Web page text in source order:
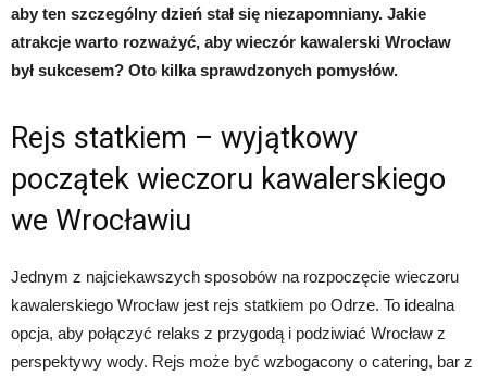
aby ten szczególny dzień stał się niezapomniany. Jakie
atrakcje warto rozważyć, aby wieczór kawalerski Wrocław
był sukcesem? Oto kilka sprawdzonych pomysłów.
Rejs statkiem – wyjątkowy
początek wieczoru kawalerskiego
we Wrocławiu
Jednym z najciekawszych sposobów na rozpoczęcie wieczoru
kawalerskiego Wrocław jest rejs statkiem po Odrze. To idealna
opcja, aby połączyć relaks z przygodą i podziwiać Wrocław z
perspektywy wody. Rejs może być wzbogacony o catering, bar z